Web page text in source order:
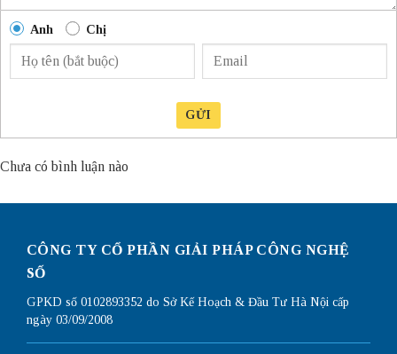
Anh Chị
GỬI
Chưa có bình luận nào
CÔNG TY CỔ PHẦN GIẢI PHÁP CÔNG NGHỆ
SỐ
GPKD số 0102893352 do Sở Kế Hoạch & Đầu Tư Hà Nội cấp
ngày 03/09/2008